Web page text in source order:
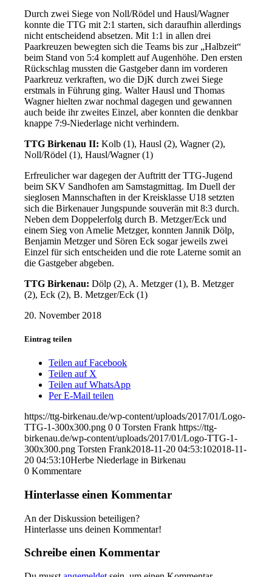
Durch zwei Siege von Noll/Rödel und Hausl/Wagner
konnte die TTG mit 2:1 starten, sich daraufhin allerdings
nicht entscheidend absetzen. Mit 1:1 in allen drei
Paarkreuzen bewegten sich die Teams bis zur „Halbzeit“
beim Stand von 5:4 komplett auf Augenhöhe. Den ersten
Rückschlag mussten die Gastgeber dann im vorderen
Paarkreuz verkraften, wo die DjK durch zwei Siege
erstmals in Führung ging. Walter Hausl und Thomas
Wagner hielten zwar nochmal dagegen und gewannen
auch beide ihr zweites Einzel, aber konnten die denkbar
knappe 7:9-Niederlage nicht verhindern.
TTG Birkenau II: Kolb (1), Hausl (2), Wagner (2),
Noll/Rödel (1), Hausl/Wagner (1)
Erfreulicher war dagegen der Auftritt der TTG-Jugend
beim SKV Sandhofen am Samstagmittag. Im Duell der
sieglosen Mannschaften in der Kreisklasse U18 setzten
sich die Birkenauer Jungspunde souverän mit 8:3 durch.
Neben dem Doppelerfolg durch B. Metzger/Eck und
einem Sieg von Amelie Metzger, konnten Jannik Dölp,
Benjamin Metzger und Sören Eck sogar jeweils zwei
Einzel für sich entscheiden und die rote Laterne somit an
die Gastgeber abgeben.
TTG Birkenau: Dölp (2), A. Metzger (1), B. Metzger
(2), Eck (2), B. Metzger/Eck (1)
20. November 2018
Eintrag teilen
Teilen auf Facebook
Teilen auf X
Teilen auf WhatsApp
Per E-Mail teilen
https://ttg-birkenau.de/wp-content/uploads/2017/01/Logo-
TTG-1-300x300.png 0 0 Torsten Frank https://ttg-
birkenau.de/wp-content/uploads/2017/01/Logo-TTG-1-
300x300.png Torsten Frank2018-11-20 04:53:102018-11-
20 04:53:10Herbe Niederlage in Birkenau
0 Kommentare
Hinterlasse einen Kommentar
An der Diskussion beteiligen?
Hinterlasse uns deinen Kommentar!
Schreibe einen Kommentar